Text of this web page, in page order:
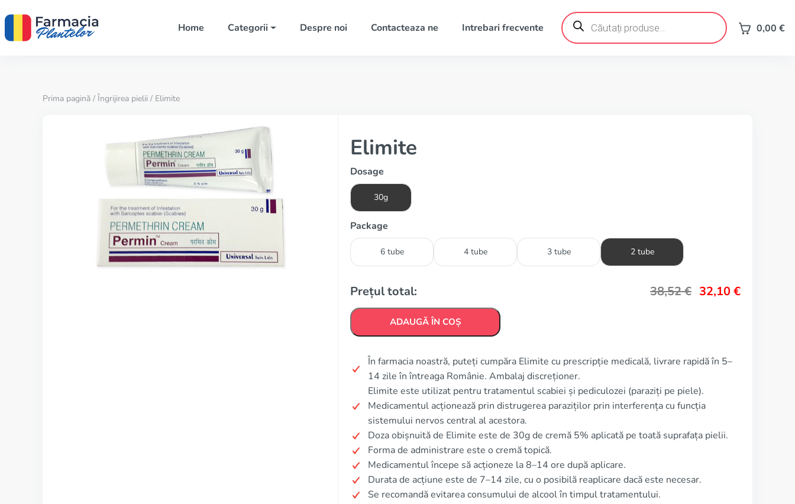
Home Categorii Despre noi Contacteaza ne Intrebari frecvente
Products
search 0,00 €
Prima pagină / Îngrijirea pielii / Elimite
Elimite
Dosage
30g
Package
6 tube 4 tube 3 tube 2 tube
Prețul total: 38,52€ 32,10€
ADAUGĂ ÎN COȘ
În farmacia noastră, puteți cumpăra Elimite cu prescripție medicală, livrare rapidă în 5–
14 zile în întreaga Românie. Ambalaj discreționer.
Elimite este utilizat pentru tratamentul scabiei și pediculozei (paraziți pe piele).
Medicamentul acționează prin distrugerea paraziților prin interferența cu funcția
sistemului nervos central al acestora.
Doza obișnuită de Elimite este de 30g de cremă 5% aplicată pe toată suprafața pielii.
Forma de administrare este o cremă topică.
Medicamentul începe să acționeze la 8–14 ore după aplicare.
Durata de acțiune este de 7–14 zile, cu o posibilă reaplicare dacă este necesar.
Se recomandă evitarea consumului de alcool în timpul tratamentului.